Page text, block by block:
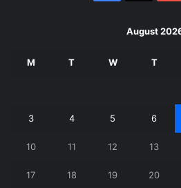
August
M T W T
3 4 5 6
10 11 12 13
17 18 19 20